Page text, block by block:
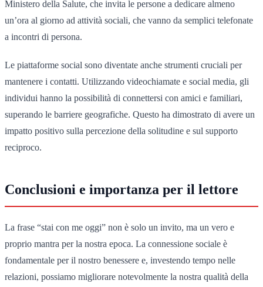
Ministero della Salute, che invita le persone a dedicare almeno
un’ora al giorno ad attività sociali, che vanno da semplici telefonate
a incontri di persona.
Le piattaforme social sono diventate anche strumenti cruciali per
mantenere i contatti. Utilizzando videochiamate e social media, gli
individui hanno la possibilità di connettersi con amici e familiari,
superando le barriere geografiche. Questo ha dimostrato di avere un
impatto positivo sulla percezione della solitudine e sul supporto
reciproco.
Conclusioni e importanza per il lettore
La frase “stai con me oggi” non è solo un invito, ma un vero e
proprio mantra per la nostra epoca. La connessione sociale è
fondamentale per il nostro benessere e, investendo tempo nelle
relazioni, possiamo migliorare notevolmente la nostra qualità della